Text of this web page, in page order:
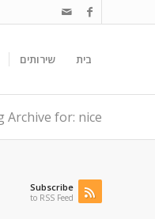
בית שירותים
Archive for: nice
Subscribe
to RSS Feed